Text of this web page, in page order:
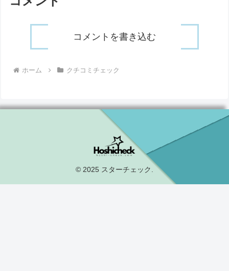
コメントを書き込む
ホーム クチコミチェック
© 2025 スターチェック.